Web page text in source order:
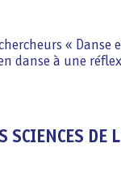
«
danse à une
DE